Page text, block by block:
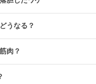
うなる？
肉？